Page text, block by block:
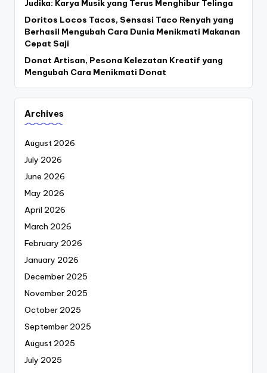
Judika: Karya Musik yang Terus Menghibur Telinga
Doritos Locos Tacos, Sensasi Taco Renyah yang
Berhasil Mengubah Cara Dunia Menikmati Makanan
Cepat Saji
Donat Artisan, Pesona Kelezatan Kreatif yang
Mengubah Cara Menikmati Donat
Archives
August 2026
July 2026
June 2026
May 2026
April 2026
March 2026
February 2026
January 2026
December 2025
November 2025
October 2025
September 2025
August 2025
July 2025